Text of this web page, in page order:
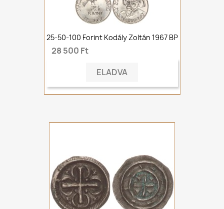
25-50-100 Forint Kodály Zoltán 1967 BP
28 500 Ft
ELADVA